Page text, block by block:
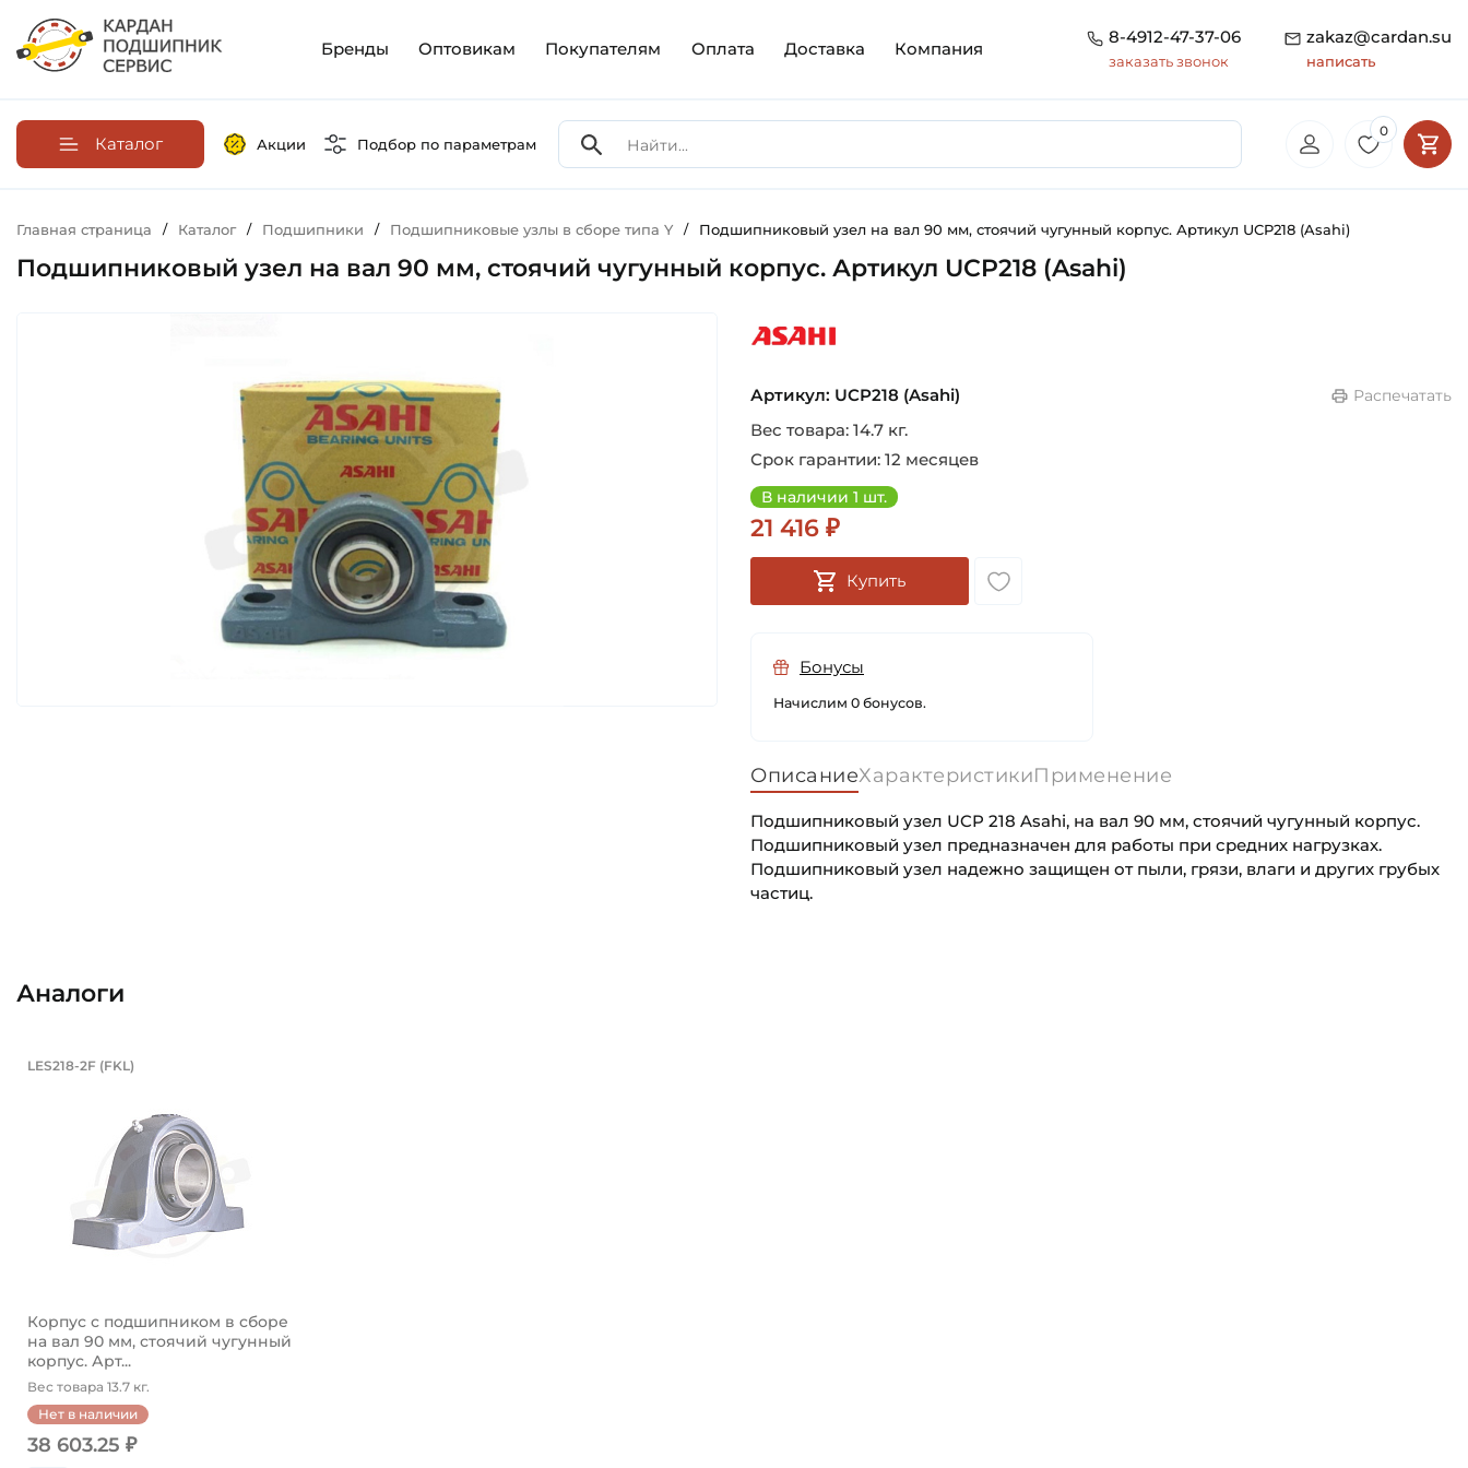
Бренды Оптовикам Покупателям Оплата Доставка Компания
8-4912-47-37-06
заказать звонок
zakaz@cardan.su
написать
Каталог Акции Подбор по параметрам
0
Главная страница / Каталог / Подшипники / Подшипниковые узлы в сборе типа Y / Подшипниковый узел на вал 90 мм, стоячий чугунный корпус. Артикул UCP218 (Asahi)
Подшипниковый узел на вал 90 мм, стоячий чугунный корпус. Артикул UCP218 (Asahi)
Артикул: UCP218 (Asahi)
Распечатать
Вес товара: 14.7 кг.
Срок гарантии: 12 месяцев
В наличии 1 шт.
21 416 ₽
Купить
Бонусы
Начислим 0 бонусов.
ОписаниеХарактеристикиПрименение
Подшипниковый узел UCP 218 Asahi, на вал 90 мм, стоячий чугунный корпус.
Подшипниковый узел предназначен для работы при средних нагрузках.
Подшипниковый узел надежно защищен от пыли, грязи, влаги и других грубых
частиц.
Аналоги
Корпус с подшипником в сборе на вал 90 мм, стоячий чугунный корпус. Артикул LES218-2F (FKL)
LES218-2F (FKL)
Корпус с подшипником в сборе
на вал 90 мм, стоячий чугунный
корпус. Арт...
Вес товара 13.7 кг.
Нет в наличии
38 603.25 ₽